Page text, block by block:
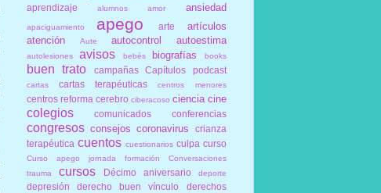
aprendizaje
alumnos amor ansiedad
apaciguamiento apego arte
artículos
atención
Aute autocontrol autoestima
autolesiones avisos bebés biografías books
buen trato campañas Capítulos podcast
cartas cartas terapéuticas centros menores
centros reforma cerebro ciberacoso ciencia cine
colegios comunicados conferencias
congresos consejos coronavirus
crianza
terapéutica cuentos cuestionarios culpa curso
Curso apego jornada formación Conversaciones
trauma
cursos Décimo aniversario deporte
depresión derecho buen vínculo
derechos